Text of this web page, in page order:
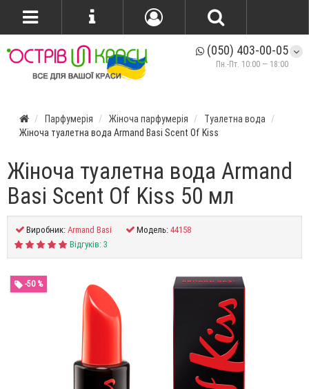
(050) 403-00-05
Пн.-Пт. 10:00 — 18:00
Парфумерія Жіноча парфумерія
Туалетна вода
Жіноча туалетна вода Armand Basi Scent Of Kiss
Жіноча туалетна вода Armand
Basi Scent Of Kiss 50 мл
Виробник:Armand Basi Модель:44158
Відгуків: 3
-50 %